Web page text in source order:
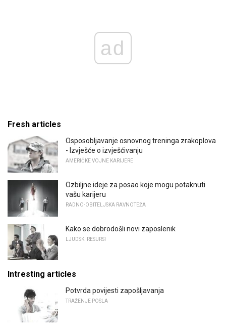
ad
Fresh articles
Osposobljavanje osnovnog treninga zrakoplova
- Izvješće o izvješćivanju
AMERIČKE VOJNE KARIJERE
Ozbiljne ideje za posao koje mogu potaknuti
vašu karijeru
RADNO-OBITELJSKA RAVNOTEŽA
Kako se dobrodošli novi zaposlenik
LJUDSKI RESURSI
Intresting articles
Potvrda povijesti zapošljavanja
TRAŽENJE POSLA